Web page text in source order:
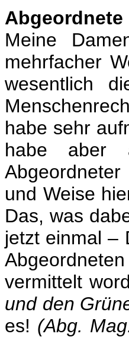
Abgeordnete
Meine
mehrfacher
wesentlich
habe sehr
habe aber
und Weise
Das, was
jetzt einmal –
vermittelt
und den
es! (Abg.